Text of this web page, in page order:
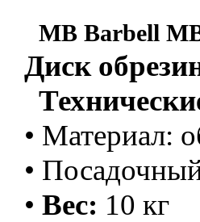
MB Barbell
Диск
• Материал:
•
• Вес: 10 кг